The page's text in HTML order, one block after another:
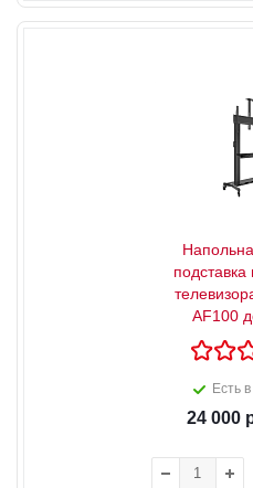
подставка
AF100
Есть
24 000